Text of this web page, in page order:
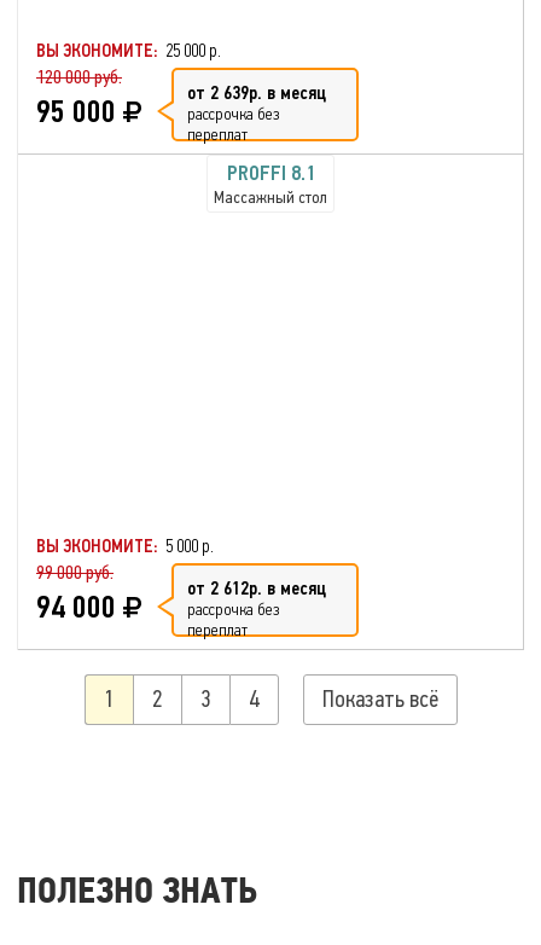
ВЫ ЭКОНОМИТЕ: 25 000 р.
120 000 руб.
95 000 от 2 639р. в месяц
рассрочка без
переплат
PROFFI 8.1
Массажный стол
ВЫ ЭКОНОМИТЕ: 5 000 р.
99 000 руб.
94 000 от 2 612р. в месяц
рассрочка без
переплат
1 2 3 4 Показать всё
ПОЛЕЗНО ЗНАТЬ